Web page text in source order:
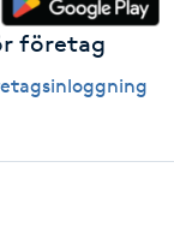
företag